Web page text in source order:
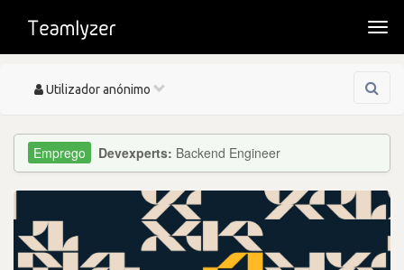
Toggle
Utilizador anónimo
Devexperts: Backend Engineer